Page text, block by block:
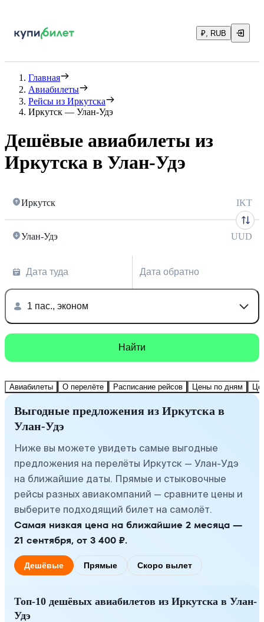
₽, RUB
Главная
Авиабилеты
Рейсы из Иркутска
Иркутск — Улан-Удэ
Дешёвые авиабилеты из
Иркутска в Улан-Удэ
Иркутск IKT
Улан-Удэ UUD
Дата туда Дата обратно
1 пас., эконом
Найти
Авиабилеты О перелёте Расписание рейсов Цены по дням
Выгодные предложения из Иркутска в
Улан-Удэ
Ниже вы можете увидеть самые выгодные
предложения на перелёты Иркутск — Улан-Удэ
на ближайшие даты. Прямые и стыковочные
рейсы разных авиакомпаний — сравните цены и
выберите подходящий билет на самолёт.
Самая низкая цена на ближайшие 2 месяца —
21 сентября, от 3 400 ₽.
Дешёвые Прямые Скоро вылет
Топ-10 дешёвых авиабилетов из Иркутска в Улан-
Удэ